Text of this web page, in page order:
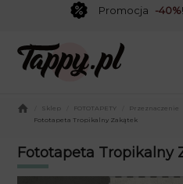
Promocja -40%
Sklep FOTOTAPETY Przeznaczenie
Fototapeta Tropikalny Zakątek
Fototapeta Tropikalny